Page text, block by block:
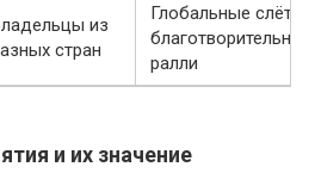
из
стран
Глобальные слёты,
благотворительные
ралли
и их значение